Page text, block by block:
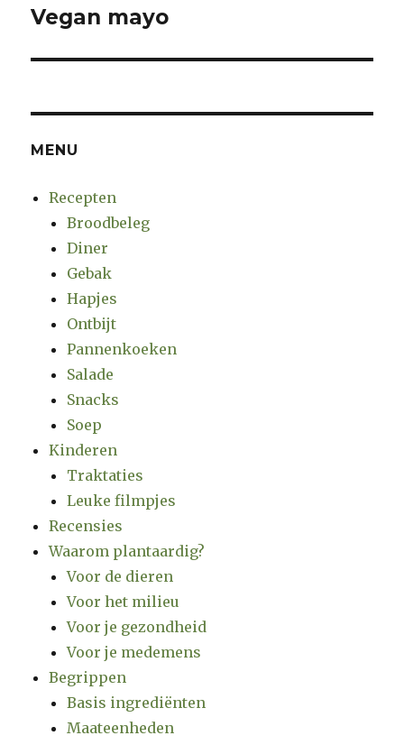
Next
Vegan mayo
MENU
Recepten
Broodbeleg
Diner
Gebak
Hapjes
Ontbijt
Pannenkoeken
Salade
Snacks
Soep
Kinderen
Traktaties
Leuke filmpjes
Recensies
Waarom plantaardig?
Voor de dieren
Voor het milieu
Voor je gezondheid
Voor je medemens
Begrippen
Basis ingrediënten
Maateenheden